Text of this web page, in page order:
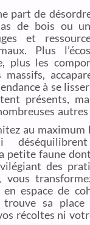
part de
de bois ou
et
Plus
plus les
massifs,
à se
présents,
autres
au maximum
petite faune
des
vous
espace de
trouve sa
récoltes ni